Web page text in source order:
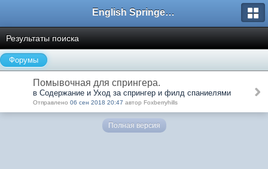
English Springer Spaniel Club
Результаты поиска
Форумы
Помывочная для спрингера.
в Содержание и Уход за спрингер и филд спаниелями
Отправлено 06 сен 2018 20:47 автор Foxberryhills
Полная версия